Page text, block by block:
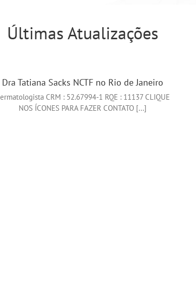
Últimas Atualizações
Dra Tatiana Sacks NCTF no Rio de Janeiro
CRM : 52.67994-1 RQE : 11137 CLIQUE
NOS ÍCONES PARA FAZER CONTATO [...]